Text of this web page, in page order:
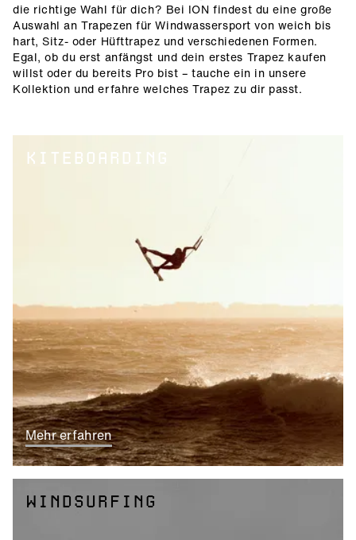
die richtige Wahl für dich? Bei ION findest du eine große
Auswahl an Trapezen für Windwassersport von weich bis
hart, Sitz- oder Hüfttrapez und verschiedenen Formen.
Egal, ob du erst anfängst und dein erstes Trapez kaufen
willst oder du bereits Pro bist – tauche ein in unsere
Kollektion und erfahre welches Trapez zu dir passt.
KITEBOARDING
Mehr erfahren
WINDSURFING